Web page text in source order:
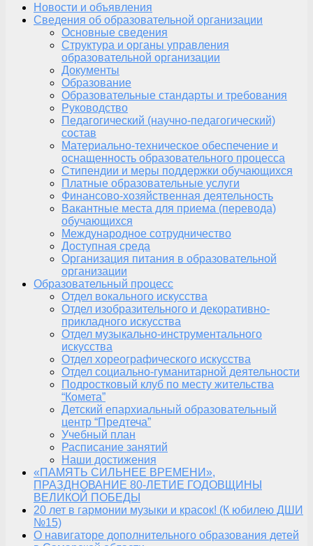
Новости и объявления
Сведения об образовательной организации
Основные сведения
Структура и органы управления
образовательной организации
Документы
Образование
Образовательные стандарты и требования
Руководство
Педагогический (научно-педагогический)
состав
Материально-техническое обеспечение и
оснащенность образовательного процесса
Стипендии и меры поддержки обучающихся
Платные образовательные услуги
Финансово-хозяйственная деятельность
Вакантные места для приема (перевода)
обучающихся
Международное сотрудничество
Доступная среда
Организация питания в образовательной
организации
Образовательный процесс
Отдел вокального искусства
Отдел изобразительного и декоративно-
прикладного искусства
Отдел музыкально-инструментального
искусства
Отдел хореографического искусства
Отдел социально-гуманитарной деятельности
Подростковый клуб по месту жительства
“Комета”
Детский епархиальный образовательный
центр “Предтеча”
Учебный план
Расписание занятий
Наши достижения
«ПАМЯТЬ СИЛЬНЕЕ ВРЕМЕНИ»,
ПРАЗДНОВАНИЕ 80-ЛЕТИЕ ГОДОВЩИНЫ
ВЕЛИКОЙ ПОБЕДЫ
20 лет в гармонии музыки и красок! (К юбилею ДШИ
№15)
О навигаторе дополнительного образования детей